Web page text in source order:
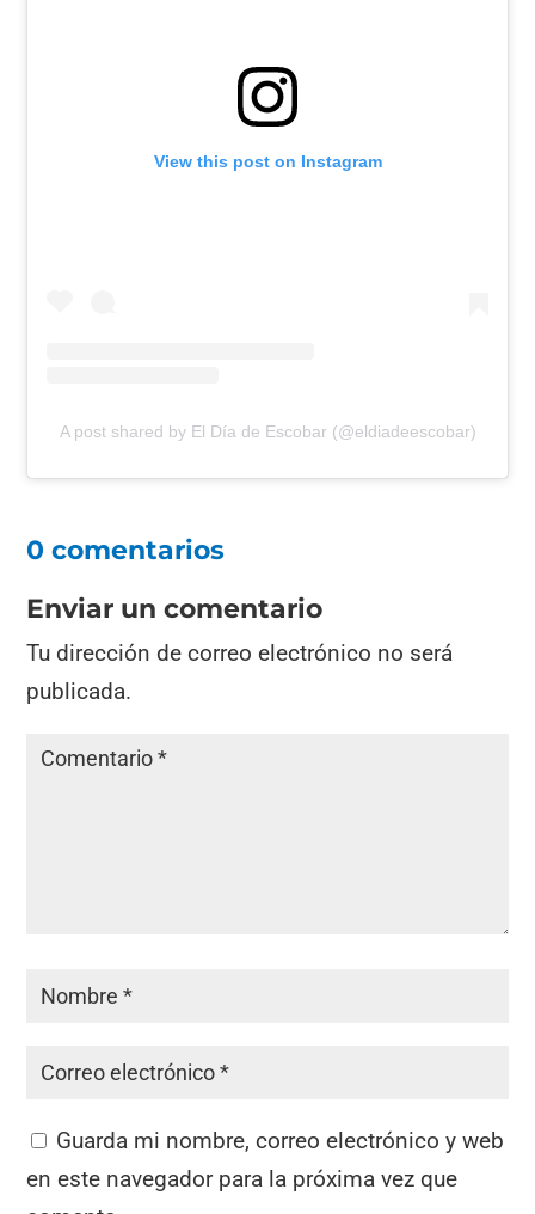
View this post on Instagram
A post shared by El Día de Escobar (@eldiadeescobar)
0 comentarios
Enviar un comentario
Tu dirección de correo electrónico no será
publicada.
Guarda mi nombre, correo electrónico y web
en este navegador para la próxima vez que